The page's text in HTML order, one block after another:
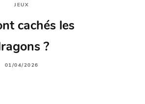
JEUX
cachés les
?
01/04/2026